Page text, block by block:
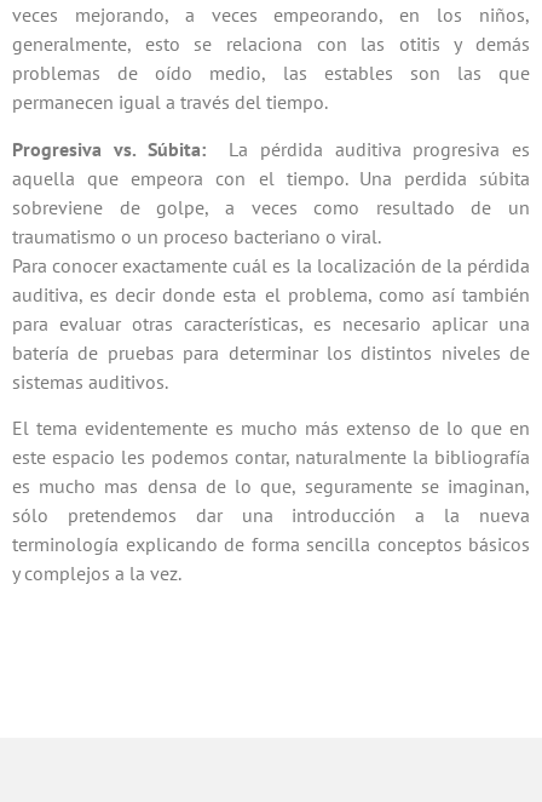
veces mejorando, a veces empeorando, en los niños,
generalmente, esto se relaciona con las otitis y demás
problemas de oído medio, las estables son las que
permanecen igual a través del tiempo.
Progresiva vs. Súbita:
La pérdida auditiva progresiva es
aquella que empeora con el tiempo. Una perdida súbita
sobreviene de golpe, a veces como resultado de un
traumatismo o un proceso bacteriano o viral.
Para conocer exactamente cuál es la localización de la pérdida
auditiva, es decir donde esta el problema, como así también
para evaluar otras características, es necesario aplicar una
batería de pruebas para determinar los distintos niveles de
sistemas auditivos.
El tema evidentemente es mucho más extenso de lo que en
este espacio les podemos contar, naturalmente la bibliografía
es mucho mas densa de lo que, seguramente se imaginan,
sólo pretendemos dar una introducción a la nueva
terminología explicando de forma sencilla conceptos básicos
y complejos a la vez.